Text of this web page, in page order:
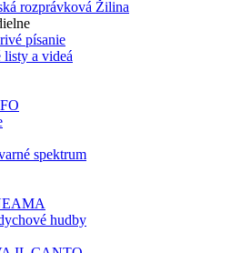
rozprávková Žilina
písanie
a videá
spektrum
hudby